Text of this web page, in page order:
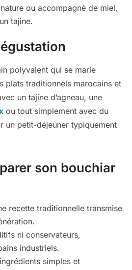
ou accompagné de miel,
tajine.
polyvalent qui se marie
plats traditionnels marocains et
un tajine d’agneau, une
ou tout simplement avec du
un petit-déjeuner typiquement
son bouchiar
recette traditionnelle transmise
ni conservateurs,
industriels.
simples et